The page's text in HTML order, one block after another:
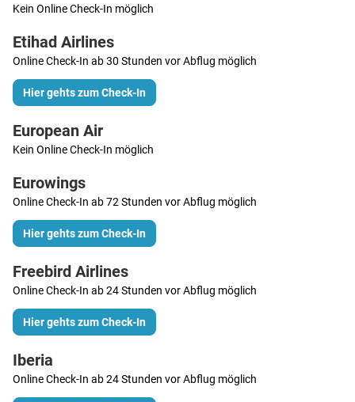
Kein Online Check-In möglich
Etihad Airlines
Online Check-In ab 30 Stunden vor Abflug möglich
Hier gehts zum Check-In
European Air
Kein Online Check-In möglich
Eurowings
Online Check-In ab 72 Stunden vor Abflug möglich
Hier gehts zum Check-In
Freebird Airlines
Online Check-In ab 24 Stunden vor Abflug möglich
Hier gehts zum Check-In
Iberia
Online Check-In ab 24 Stunden vor Abflug möglich